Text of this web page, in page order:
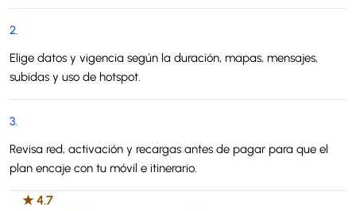
2.
Elige datos y vigencia según la duración, mapas, mensajes,
subidas y uso de hotspot.
3.
Revisa red, activación y recargas antes de pagar para que el
plan encaje con tu móvil e itinerario.
★4.7